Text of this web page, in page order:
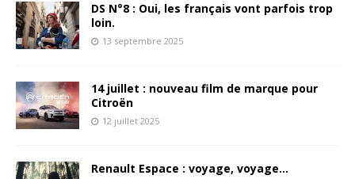
DS N°8 : Oui, les français vont parfois trop
loin.
13 septembre 2025
14 juillet : nouveau film de marque pour
Citroën
12 juillet 2025
Renault Espace : voyage, voyage…